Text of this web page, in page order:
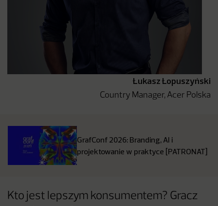
Łukasz Łopuszyński
Country Manager, Acer Polska
GrafConf 2026: Branding, AI i
projektowanie w praktyce [PATRONAT]
Kto jest lepszym konsumentem? Gracz